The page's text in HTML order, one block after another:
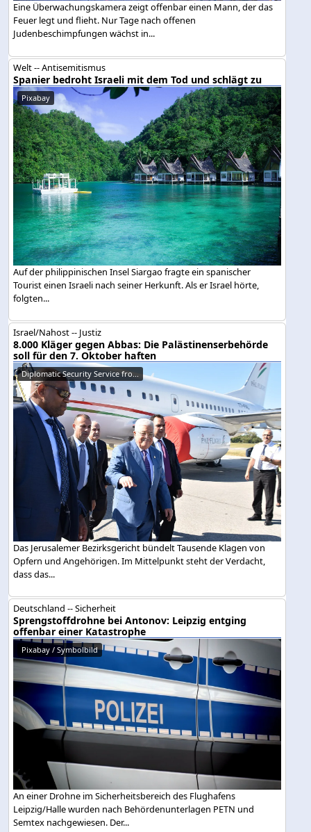
Eine Überwachungskamera zeigt offenbar einen Mann, der das
Feuer legt und flieht. Nur Tage nach offenen
Judenbeschimpfungen wächst in...
Welt -- Antisemitismus
Spanier bedroht Israeli mit dem Tod und schlägt zu
Pixabay
Auf der philippinischen Insel Siargao fragte ein spanischer
Tourist einen Israeli nach seiner Herkunft. Als er Israel hörte,
folgten...
Israel/Nahost -- Justiz
8.000 Kläger gegen Abbas: Die Palästinenserbehörde
soll für den 7. Oktober haften
Diplomatic Security Service fro...
Das Jerusalemer Bezirksgericht bündelt Tausende Klagen von
Opfern und Angehörigen. Im Mittelpunkt steht der Verdacht,
dass das...
Deutschland -- Sicherheit
Sprengstoffdrohne bei Antonov: Leipzig entging
offenbar einer Katastrophe
Pixabay / Symbolbild
An einer Drohne im Sicherheitsbereich des Flughafens
Leipzig/Halle wurden nach Behördenunterlagen PETN und
Semtex nachgewiesen. Der...